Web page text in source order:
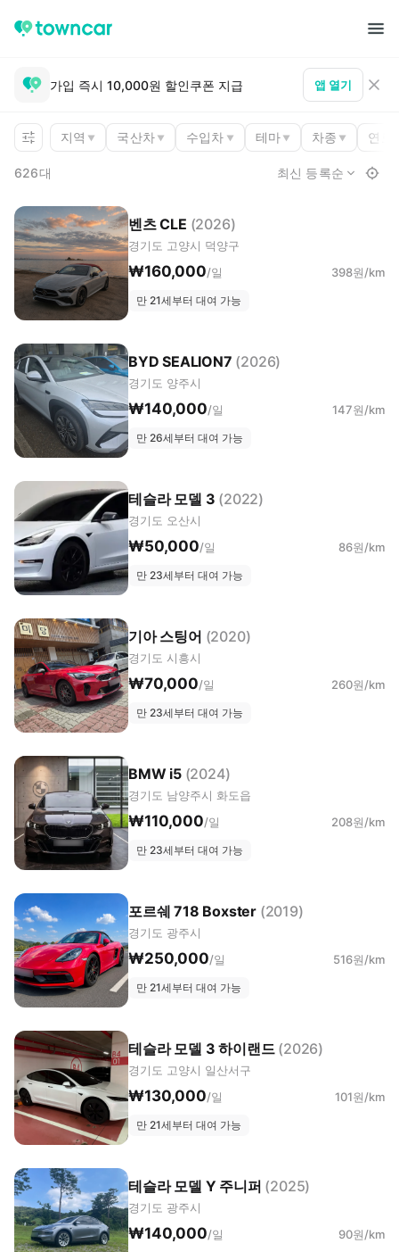
가입 즉시 10,000원 할인쿠폰 지급 앱 열기
A6를 빌려보세요
이웃 간 진짜 카셰어링, 타운카
언제 빌릴 예정인가요?
지역 ▼ 국산차 ▼ 수입차 ▼ 테마 ▼ 차종 ▼ 연료
626대 최신 등록순
벤츠 CLE (2026)
경기도 고양시 덕양구
₩160,000/일 398원/km
만 21세부터 대여 가능
BYD SEALION7 (2026)
경기도 양주시
₩140,000/일 147원/km
만 26세부터 대여 가능
테슬라 모델 3 (2022)
경기도 오산시
₩50,000/일 86원/km
만 23세부터 대여 가능
기아 스팅어 (2020)
경기도 시흥시
₩70,000/일 260원/km
만 23세부터 대여 가능
BMW i5(2024)
경기도 남양주시 화도읍
₩110,000/일 208원/km
만 23세부터 대여 가능
포르쉐 718 Boxster (2019)
경기도 광주시
₩250,000/일 516원/km
만 21세부터 대여 가능
테슬라 모델 3 하이랜드(2026)
경기도 고양시 일산서구
₩130,000/일 101원/km
만 21세부터 대여 가능
테슬라 모델 Y 주니퍼 (2025)
경기도 광주시
₩140,000/일 90원/km